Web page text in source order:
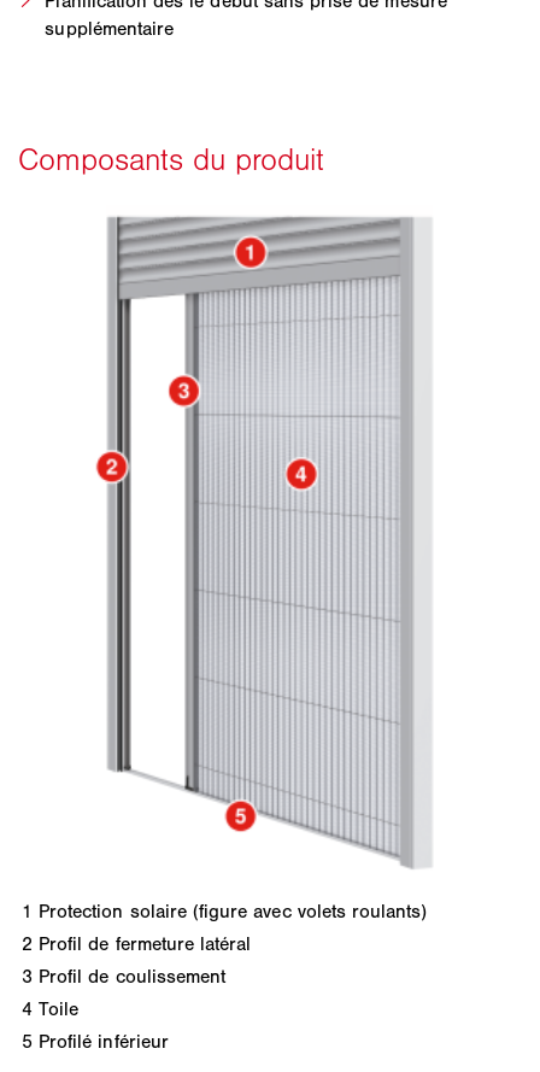
supplémentaire
1 Protection solaire (figure avec volets roulants)
2 Profil de fermeture latéral
3 Profil de coulissement
4 Toile
5 Profilé inférieur